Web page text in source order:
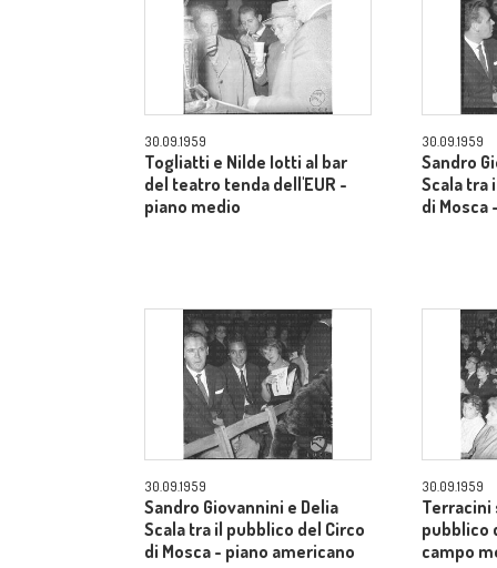
30.09.1959
Togliatti e Nilde Iotti al bar
del teatro tenda dell'EUR -
piano medio
30.09.1959
Sandro
Scala tra
di Mosca
30.09.1959
Sandro Giovannini e Delia
Scala tra il pubblico del Circo
di Mosca - piano americano
30.09.1959
Terracini
pubblico
campo